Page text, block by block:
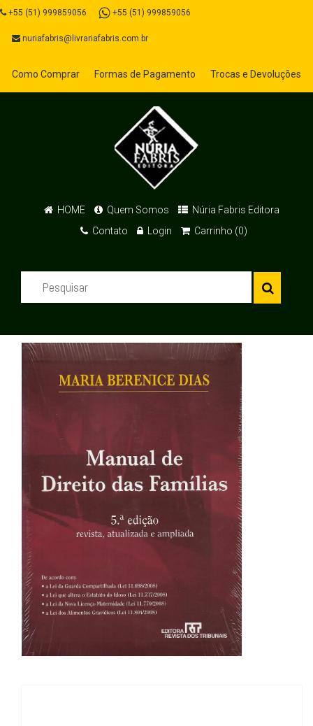
+55 (51) 999859056 +55 (51) 999859056
nuriafabris@livrariafabris.com.br
Como Comprar Formas de Pagamento Trocas e Devoluções
HOME Quem Somos
Núria Fabris Editora
Contato
Login Carrinho (0)